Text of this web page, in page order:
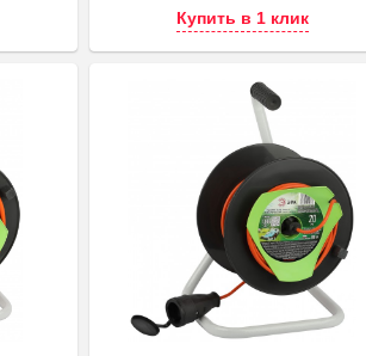
Купить в 1 клик